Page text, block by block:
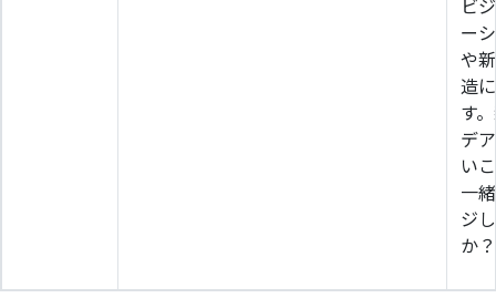
ビ
ー
や
造
す
デ
い
一
ジ
か？